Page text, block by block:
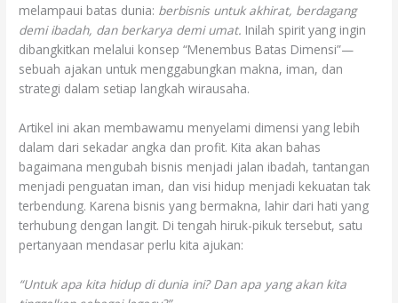
melampaui batas dunia: berbisnis untuk akhirat, berdagang
demi ibadah, dan berkarya demi umat. Inilah spirit yang ingin
dibangkitkan melalui konsep “Menembus Batas Dimensi”—
sebuah ajakan untuk menggabungkan makna, iman, dan
strategi dalam setiap langkah wirausaha.
Artikel ini akan membawamu menyelami dimensi yang lebih
dalam dari sekadar angka dan profit. Kita akan bahas
bagaimana mengubah bisnis menjadi jalan ibadah, tantangan
menjadi penguatan iman, dan visi hidup menjadi kekuatan tak
terbendung. Karena bisnis yang bermakna, lahir dari hati yang
terhubung dengan langit. Di tengah hiruk-pikuk tersebut, satu
pertanyaan mendasar perlu kita ajukan:
“Untuk apa kita hidup di dunia ini? Dan apa yang akan kita